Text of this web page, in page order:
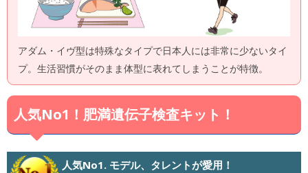
アダム・イヴ型は特殊なタイプで日本人には非常に少ないタイ
プ。生活習慣がそのまま体型に表れてしまうことが特徴。
人気No1！肥満遺伝子検査キット！
人気No1. モデル、タレントが愛用！